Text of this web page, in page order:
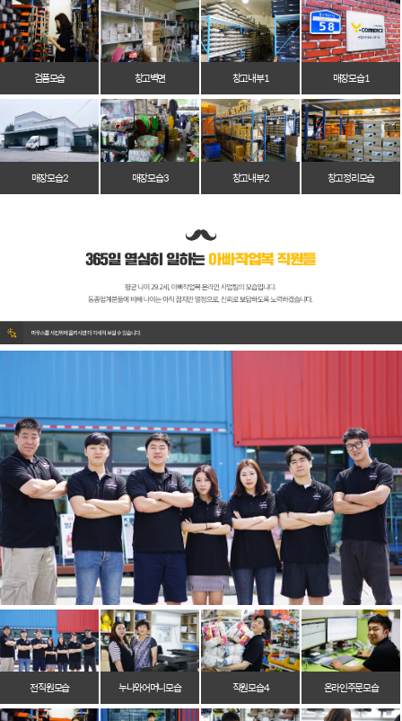
검품모습 창고벽면 창고 내부 1 매장 모습 1
매장 모습 2 매장 모습 3 창고 내부 2 창고 정리 모습
전 직원 모습 누나와 어머니 모습 직원 모습 4 온라인 주문 모습